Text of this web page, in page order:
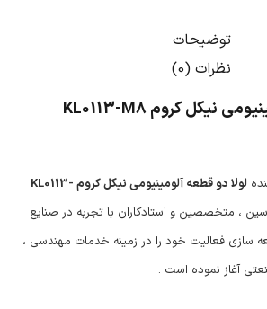
توضیحات
نظرات (0)
لولا دو قطعه آلومینیومی نیکل کروم KL0113-M8
لولا دو قطعه آلومینیومی نیکل کروم KL0113-
، متخصصین و استادکاران با تجربه در صنایع
سازی فعالیت خود را در زمینه خدمات مهندسی ،
آغاز نموده است .